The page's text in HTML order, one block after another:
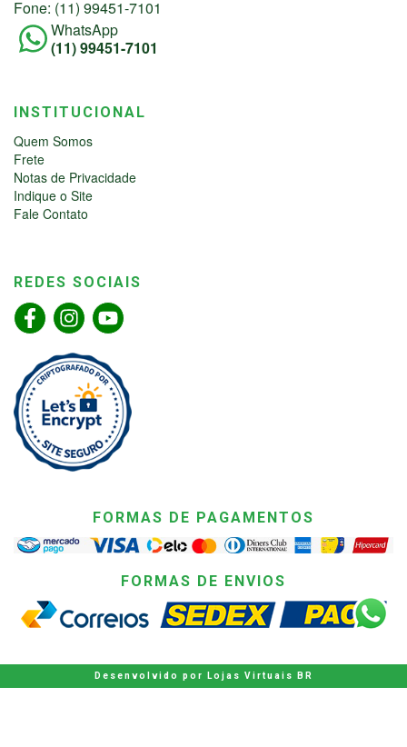
Fone: (11) 99451-7101
WhatsApp
(11) 99451-7101
INSTITUCIONAL
Quem Somos
Frete
Notas de Privacidade
Indique o Site
Fale Contato
REDES SOCIAIS
FORMAS DE PAGAMENTOS
FORMAS DE ENVIOS
Desenvolvido por Lojas Virtuais BR